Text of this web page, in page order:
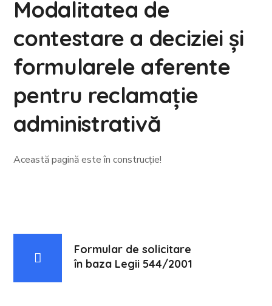
Modalitatea de
contestare a deciziei și
formularele aferente
pentru reclamație
administrativă
Această pagină este în construcție!
Formular de solicitare
în baza Legii 544/2001